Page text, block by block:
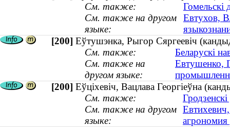
См. также:
Гомельскі
См. также на другом
языке:
Евтухов,
[200] Еўтушэнка, Рыгор Сяргеевіч
См. также:
Беларускі
См. также на
другом языке:
Евтушенко,
[200] Еўціхевіч, Вацлава Георгіеўна
См. также:
См. также на другом
языке: